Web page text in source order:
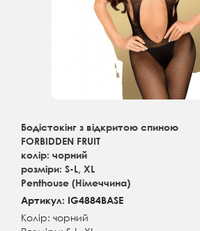
Бодістокінг з відкритою спиною
FORBIDDEN FRUIT
колір: чорний
розміри: S-L, XL
Penthouse (Німеччина)
Артикул: IG4884BASE
Колір: чорний